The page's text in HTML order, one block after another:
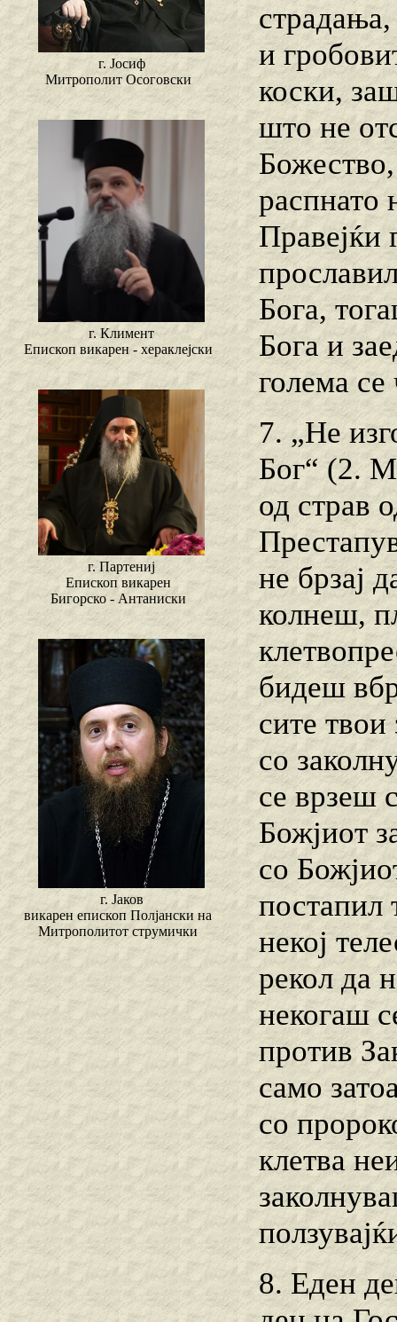
г. Јосиф
Митрополит Осоговски
г. Климент
Епископ викарен - хераклејски
г. Партениј
Епископ викарен
Бигорско - Антаниски
г. Јаков
викарен епископ Полјански на
Митрополитот струмички
страдања,
и
коски,
што не
распнато
Правејќи
Бога,
Бога и
голема
7. „Не
Бог“ (2.
од страв
не брзај
колнеш,
бидеш
сите
со
се врзеш
Божјиот
со
постапил
некој
рекол да
некогаш
против
само
со
клетва
8. Еден